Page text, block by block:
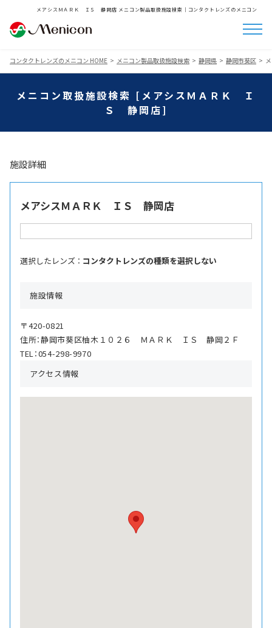
メアシスＭＡＲＫ ＩＳ 静岡店 メニコン製品取扱施設検索│コンタクトレンズのメニコン
コンタクトレンズのメニコン HOME メニコン製品取扱施設検索 静岡県 静岡市葵区
メニコン取扱施設検索 [メアシスＭＡＲＫ Ｉ
Ｓ 静岡店]
施設詳細
メアシスＭＡＲＫ ＩＳ 静岡店
選択したレンズ ： コンタクトレンズの種類を選択しない
施設情報
〒420-0821
住所：静岡市葵区柚木１０２６ ＭＡＲＫ ＩＳ 静岡２Ｆ
TEL：054-298-9970
アクセス情報